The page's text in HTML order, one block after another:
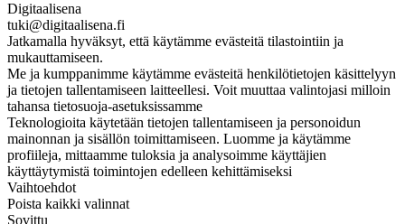
Digitaalisena
tuki@digitaalisena.fi
Jatkamalla hyväksyt, että käytämme evästeitä tilastointiin ja
mukauttamiseen.
Me ja kumppanimme käytämme evästeitä henkilötietojen käsittelyyn
ja tietojen tallentamiseen laitteellesi. Voit muuttaa valintojasi milloin
tahansa tietosuoja-asetuksissamme
Teknologioita käytetään tietojen tallentamiseen ja personoidun
mainonnan ja sisällön toimittamiseen. Luomme ja käytämme
profiileja, mittaamme tuloksia ja analysoimme käyttäjien
käyttäytymistä toimintojen edelleen kehittämiseksi
Vaihtoehdot
Poista kaikki valinnat
Sovittu